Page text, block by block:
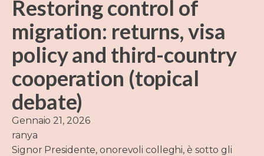
Restoring control of
migration: returns, visa
policy and third-country
cooperation (topical
debate)
Gennaio 21, 2026
ranya
Signor Presidente, onorevoli colleghi, è sotto gli